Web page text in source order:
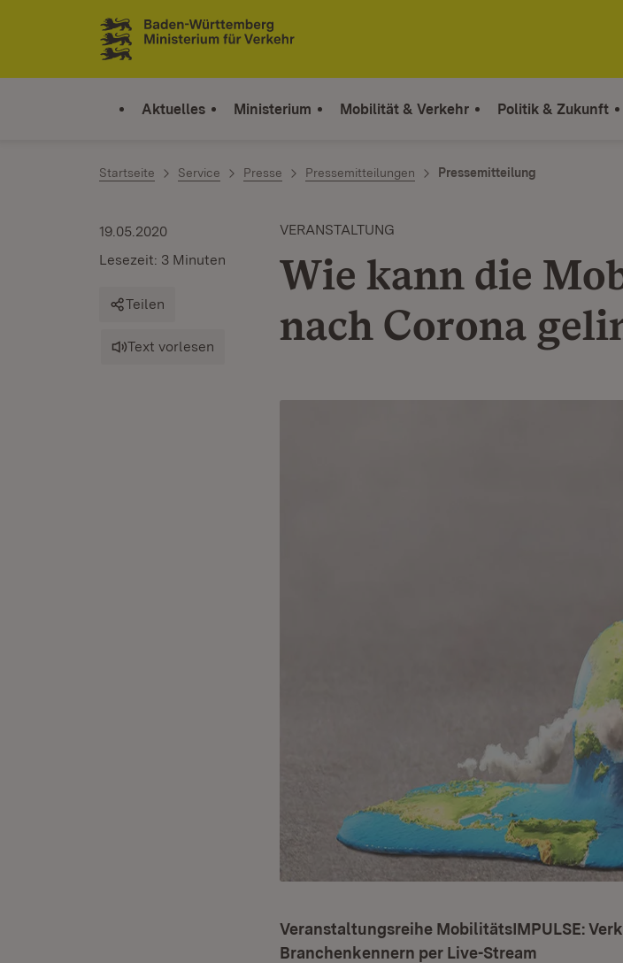
Zum Inhalt springen
Link zur Startseite
Aktuelles Ministerium Mobilität & Verkehr Politik & Zukunft
Startseite Service Presse Pressemitteilungen Pressemitteilung
VERANSTALTUNG
Wie kann die
nach Corona
19.05.2020
Lesezeit: 3 Minuten
Teilen
Text vorlesen
Veranstaltungsreihe MobilitätsIMPULSE:
Branchenkennern per Live-Stream